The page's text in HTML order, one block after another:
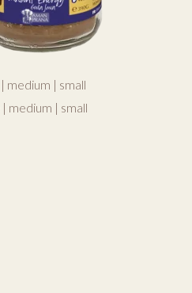
| medium | small
| medium | small